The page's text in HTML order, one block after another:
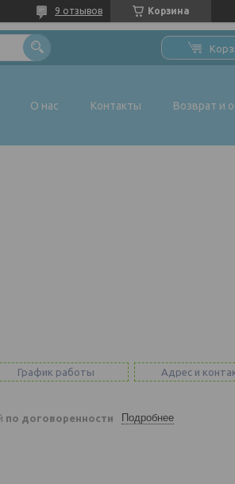
Корзина
9 отзывов
О нас Контакты Возврат и
График работы Адрес и
по договоренности Подробнее